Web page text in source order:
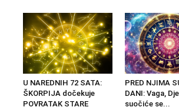
U NAREDNIH 72 SATA:
ŠKORPIJA dočekuje
POVRATAK STARE
PRED NJIMA
DANI: Vaga,
suočiće se...